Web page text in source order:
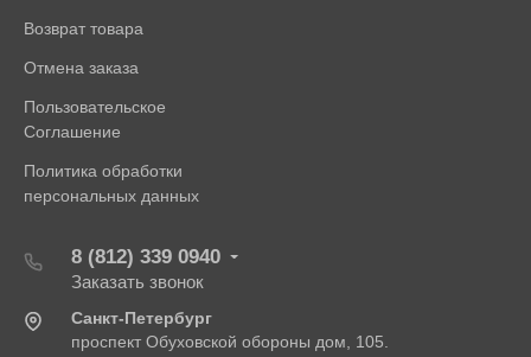
Возврат товара
Отмена заказа
Пользовательское
Соглашение
Политика обработки
персональных данных
8 (812) 339 0940
Заказать звонок
Санкт-Петербург
проспект Обуховской обороны дом, 105.